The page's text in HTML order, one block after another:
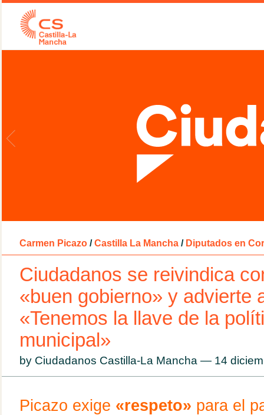
Carmen Picazo / Castilla La Mancha / Diputados en
Ciudadanos se reivindica
«buen gobierno» y advierte
«Tenemos la llave de la
municipal»
by Ciudadanos Castilla-La Mancha — 14
Picazo exige «respeto» para el